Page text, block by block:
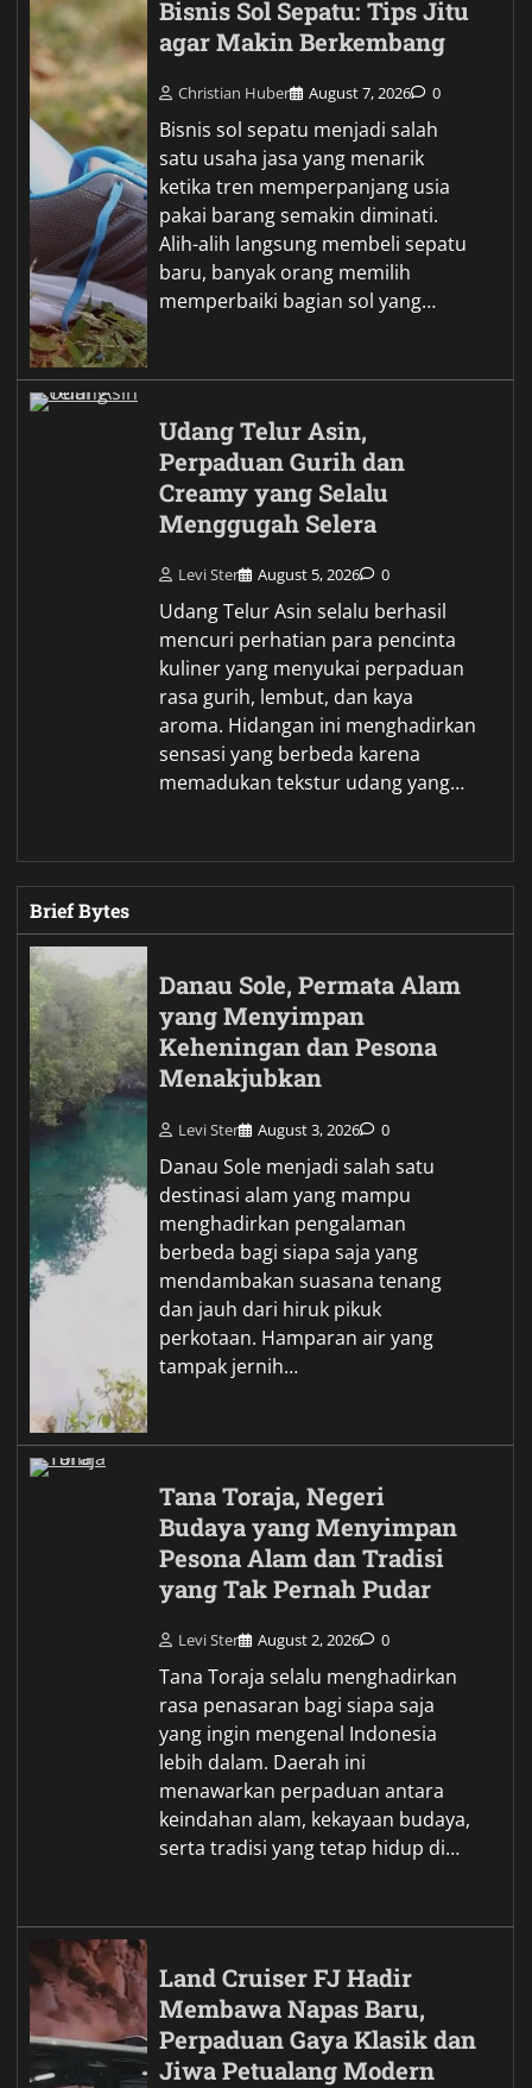
Bisnis Sol Sepatu: Tips Jitu
agar Makin Berkembang
Christian Huber August 7, 2026 0
Bisnis sol sepatu menjadi salah
satu usaha jasa yang menarik
ketika tren memperpanjang usia
pakai barang semakin diminati.
Alih-alih langsung membeli sepatu
baru, banyak orang memilih
memperbaiki bagian sol yang…
Udang Telur Asin,
Perpaduan Gurih dan
Creamy yang Selalu
Menggugah Selera
Levi Ster August 5, 2026 0
Udang Telur Asin selalu berhasil
mencuri perhatian para pencinta
kuliner yang menyukai perpaduan
rasa gurih, lembut, dan kaya
aroma. Hidangan ini menghadirkan
sensasi yang berbeda karena
memadukan tekstur udang yang…
Brief Bytes
Danau Sole, Permata Alam
yang Menyimpan
Keheningan dan Pesona
Menakjubkan
Levi Ster August 3, 2026 0
Danau Sole menjadi salah satu
destinasi alam yang mampu
menghadirkan pengalaman
berbeda bagi siapa saja yang
mendambakan suasana tenang
dan jauh dari hiruk pikuk
perkotaan. Hamparan air yang
tampak jernih…
Tana Toraja, Negeri
Budaya yang Menyimpan
Pesona Alam dan Tradisi
yang Tak Pernah Pudar
Levi Ster August 2, 2026 0
Tana Toraja selalu menghadirkan
rasa penasaran bagi siapa saja
yang ingin mengenal Indonesia
lebih dalam. Daerah ini
menawarkan perpaduan antara
keindahan alam, kekayaan budaya,
serta tradisi yang tetap hidup di…
Land Cruiser FJ Hadir
Membawa Napas Baru,
Perpaduan Gaya Klasik dan
Jiwa Petualang Modern